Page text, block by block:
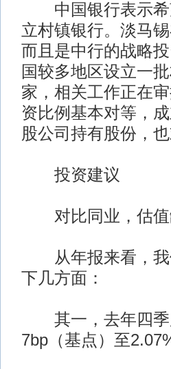
中国银行表示希
立村镇银行。淡马
而且是中行的战略
国较多地区设立一
家，相关工作正在
资比例基本对等，
股公司持有股份，
投资建议
对比同业，估值
从年报来看，我
下几方面：
其一，去年四季
7bp（基点）至